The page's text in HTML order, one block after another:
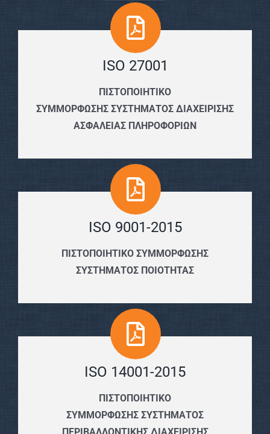
ISO 27001
ΠΙΣΤΟΠΟΙΗΤΙΚΟ
ΣΥΜΜΟΡΦΩΣΗΣ ΣΥΣΤΗΜΑΤΟΣ ΔΙΑΧΕΙΡΙΣΗΣ
ΑΣΦΑΛΕΙΑΣ ΠΛΗΡΟΦΟΡΙΩΝ
ISO 9001-2015
ΠΙΣΤΟΠΟΙΗΤΙΚΟ ΣΥΜΜΟΡΦΩΣΗΣ
ΣΥΣΤΗΜΑΤΟΣ ΠΟΙΟΤΗΤΑΣ
ISO 14001-2015
ΠΙΣΤΟΠΟΙΗΤΙΚΟ
ΣΥΜΜΟΡΦΩΣΗΣ ΣΥΣΤΗΜΑΤΟΣ